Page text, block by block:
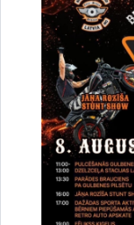
Laiks
10.00